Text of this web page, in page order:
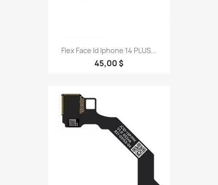
Flex Face Id Iphone 14 PLUS...
45,00 $